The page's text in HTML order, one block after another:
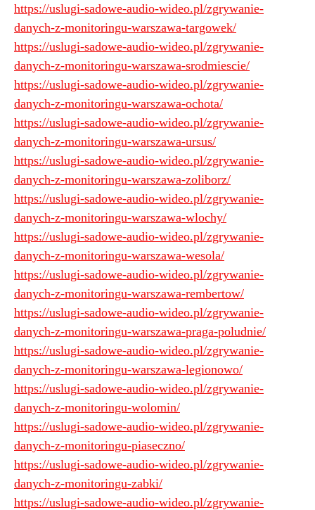
https://uslugi-sadowe-audio-wideo.pl/zgrywanie-
danych-z-monitoringu-warszawa-targowek/
https://uslugi-sadowe-audio-wideo.pl/zgrywanie-
danych-z-monitoringu-warszawa-srodmiescie/
https://uslugi-sadowe-audio-wideo.pl/zgrywanie-
danych-z-monitoringu-warszawa-ochota/
https://uslugi-sadowe-audio-wideo.pl/zgrywanie-
danych-z-monitoringu-warszawa-ursus/
https://uslugi-sadowe-audio-wideo.pl/zgrywanie-
danych-z-monitoringu-warszawa-zoliborz/
https://uslugi-sadowe-audio-wideo.pl/zgrywanie-
danych-z-monitoringu-warszawa-wlochy/
https://uslugi-sadowe-audio-wideo.pl/zgrywanie-
danych-z-monitoringu-warszawa-wesola/
https://uslugi-sadowe-audio-wideo.pl/zgrywanie-
danych-z-monitoringu-warszawa-rembertow/
https://uslugi-sadowe-audio-wideo.pl/zgrywanie-
danych-z-monitoringu-warszawa-praga-poludnie/
https://uslugi-sadowe-audio-wideo.pl/zgrywanie-
danych-z-monitoringu-warszawa-legionowo/
https://uslugi-sadowe-audio-wideo.pl/zgrywanie-
danych-z-monitoringu-wolomin/
https://uslugi-sadowe-audio-wideo.pl/zgrywanie-
danych-z-monitoringu-piaseczno/
https://uslugi-sadowe-audio-wideo.pl/zgrywanie-
danych-z-monitoringu-zabki/
https://uslugi-sadowe-audio-wideo.pl/zgrywanie-